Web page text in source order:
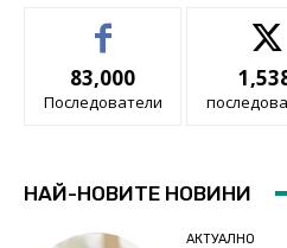
83,000
Последователи
НАЙ-НОВИТЕ НОВИНИ
АКТУАЛНО